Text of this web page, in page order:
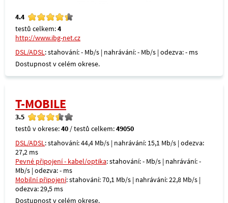
4.4
testů celkem:4
http://www.ibg-net.cz
DSL/ADSL: stahování: - Mb/s | nahrávání: - Mb/s | odezva: - ms
Dostupnost v celém okrese.
T-MOBILE
3.5
testů v okrese:40 / testů celkem:49050
DSL/ADSL: stahování: 44,4 Mb/s | nahrávání: 15,1 Mb/s | odezva:
27,2 ms
Pevné připojení - kabel/optika: stahování: - Mb/s | nahrávání: -
Mb/s | odezva: - ms
Mobilní připojení: stahování: 70,1 Mb/s | nahrávání: 22,8 Mb/s |
odezva: 29,5 ms
Dostupnost v celém okrese.